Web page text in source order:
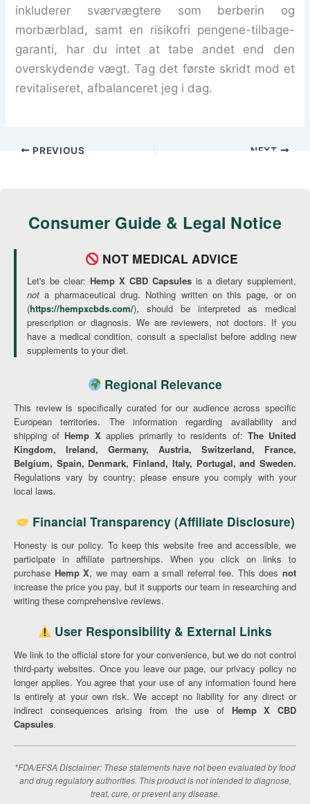
inkluderer sværvægtere som berberin og
morbærblad, samt en risikofri pengene-tilbage-
garanti, har du intet at tabe andet end den
overskydende vægt. Tag det første skridt mod et
revitaliseret, afbalanceret jeg i dag.
PREVIOUS NEXT
Consumer Guide & Legal Notice
NOT MEDICAL ADVICE
Let's be clear: Hemp X CBD Capsules is a dietary supplement,
not a pharmaceutical drug. Nothing written on this page, or on
(https://hempxcbds.com/), should be interpreted as medical
prescription or diagnosis. We are reviewers, not doctors. If you
have a medical condition, consult a specialist before adding new
supplements to your diet.
Regional Relevance
This review is specifically curated for our audience across specific
European territories. The information regarding availability and
shipping of Hemp Xapplies primarily to residents of: The United
Kingdom, Ireland, Germany, Austria, Switzerland, France,
Belgium, Spain, Denmark, Finland, Italy, Portugal, and Sweden.
Regulations vary by country; please ensure you comply with your
local laws.
Financial Transparency (Affiliate Disclosure)
Honesty is our policy. To keep this website free and accessible, we
participate in affiliate partnerships. When you click on links to
purchase Hemp X, we may earn a small referral fee. This doesnot
increase the price you pay, but it supports our team in researching and
writing these comprehensive reviews.
User Responsibility & External Links
We link to the official store for your convenience, but we do not control
third-party websites. Once you leave our page, our privacy policy no
longer applies. You agree that your use of any information found here
is entirely at your own risk. We accept no liability for any direct or
indirect consequences arising from the use of Hemp X CBD
Capsules.
*FDA/EFSA Disclaimer: These statements have not been evaluated by food
and drug regulatory authorities. This product is not intended to diagnose,
treat, cure, or prevent any disease.